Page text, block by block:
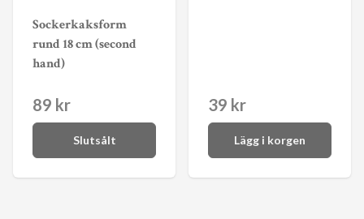
Sockerkaksform
rund 18 cm (second
hand)
89 kr
Slutsålt
39 kr
Lägg i korgen